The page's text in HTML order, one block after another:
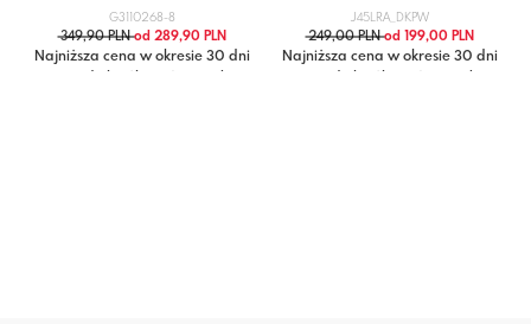
G3110268-8
349,90 PLNod 289,90 PLN
Najniższa cena w okresie 30 dni
J45LRA_DKPW
249,00 PLNod 199,00 PLN
Najniższa cena w okresie 30 dni